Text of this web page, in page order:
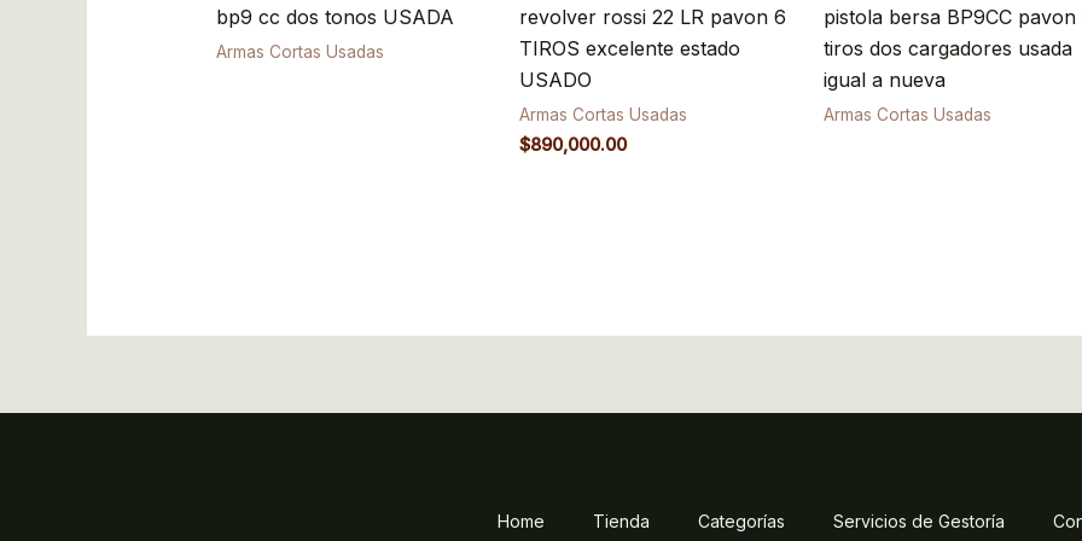
bp9 cc dos tonos USADA
Armas Cortas Usadas
revolver rossi 22 LR pavon 6
TIROS excelente estado
USADO
Armas Cortas Usadas
$890,000.00
pistola bersa BP9CC pavon
tiros dos cargadores usada
igual a nueva
Armas Cortas Usadas
Home Tienda Categorías Servicios de Gestoría